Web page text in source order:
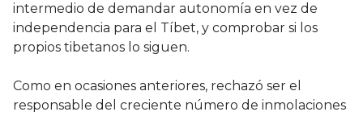
intermedio de demandar autonomía en vez de
independencia para el Tíbet, y comprobar si los
propios tibetanos lo siguen.
Como en ocasiones anteriores, rechazó ser el
responsable del creciente número de inmolaciones